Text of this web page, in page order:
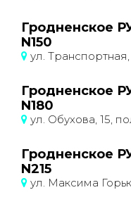
Гродненское
N150
ул. Транспортная,
Гродненское
N180
ул. Обухова, 15,
Гродненское
N215
ул. Максима